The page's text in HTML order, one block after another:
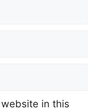
in this